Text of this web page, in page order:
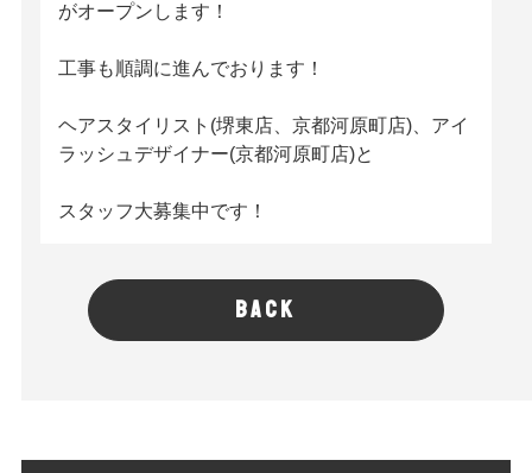
がオープンします！
工事も順調に進んでおります！
ヘアスタイリスト(堺東店、京都河原町店)、アイ
ラッシュデザイナー(京都河原町店)と
スタッフ大募集中です！
BACK